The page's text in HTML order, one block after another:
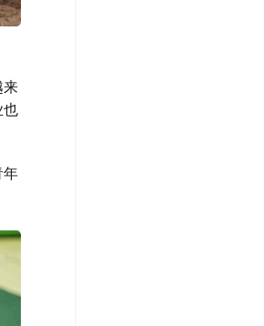
来
也
年